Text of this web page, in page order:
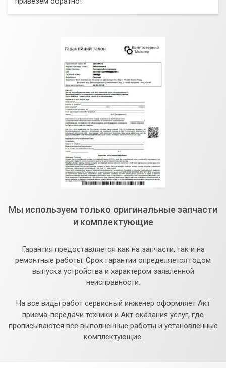
Мы используем только оригинальные запчасти
и комплектующие
Гарантия предоставляется как на запчасти, так и на
ремонтные работы. Срок гарантии определяется годом
выпуска устройства и характером заявленной
неисправности.
На все виды работ сервисный инженер оформляет Акт
приема-передачи техники и Акт оказания услуг, где
прописываются все выполненные работы и установленные
комплектующие.